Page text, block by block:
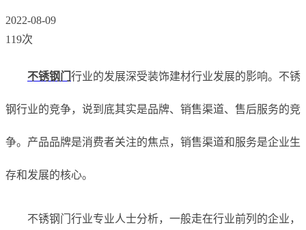
2022-08-09
119次
不锈钢门 行业的发展深受装饰建材行业发展的影响。不锈
钢行业的竞争，说到底其实是品牌、销售渠道、售后服务的竞
争。产品品牌是消费者关注的焦点，销售渠道和服务是企业生
存和发展的核心。
不锈钢门行业专业人士分析，一般走在行业前列的企业，